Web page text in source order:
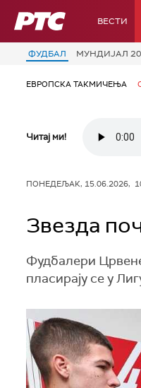
РТС ВЕСТИ
ФУДБАЛ МУНДИЈАЛ
ЕВРОПСКА ТАКМИЧЕЊА
Читај ми!
ПОНЕДЕЉАК, 15.06.2026,
Звезда
Фудбалери
пласирају се у